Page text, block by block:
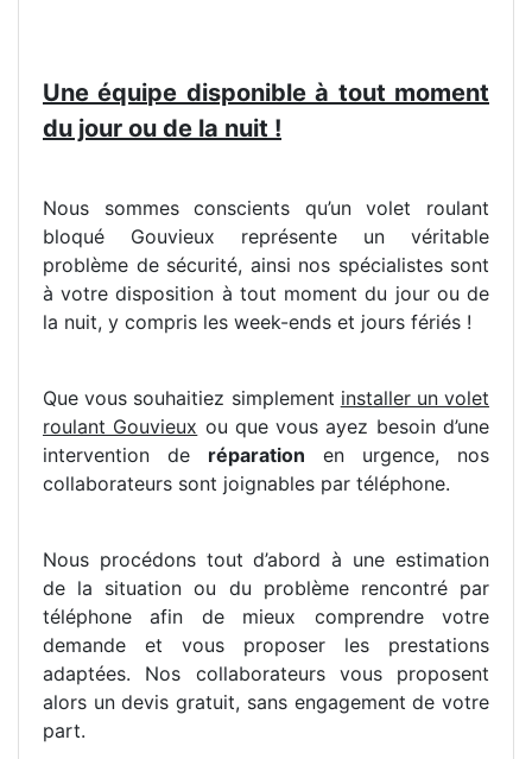
Une équipe disponible à tout moment
du jour ou de la nuit !
Nous sommes conscients qu’un volet roulant
bloqué Gouvieux représente un véritable
problème de sécurité, ainsi nos spécialistes sont
à votre disposition à tout moment du jour ou de
la nuit, y compris les week-ends et jours fériés !
Que vous souhaitiez simplement installer un volet
roulant Gouvieux ou que vous ayez besoin d’une
intervention de réparation en urgence, nos
collaborateurs sont joignables par téléphone.
Nous procédons tout d’abord à une estimation
de la situation ou du problème rencontré par
téléphone afin de mieux comprendre votre
demande et vous proposer les prestations
adaptées. Nos collaborateurs vous proposent
alors un devis gratuit, sans engagement de votre
part.